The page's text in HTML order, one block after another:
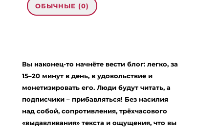
ОБЫЧНЫЕ (0)
Обязательные поля помечены*
Вы наконец-то начнёте вести блог: легко, за
15–20 минут в день, в удовольствие и
монетизировать его. Люди будут читать, а
подписчики – прибавляться! Без насилия
над собой, сопротивления, трёхчасового
«выдавливания» текста и ощущения, что вы